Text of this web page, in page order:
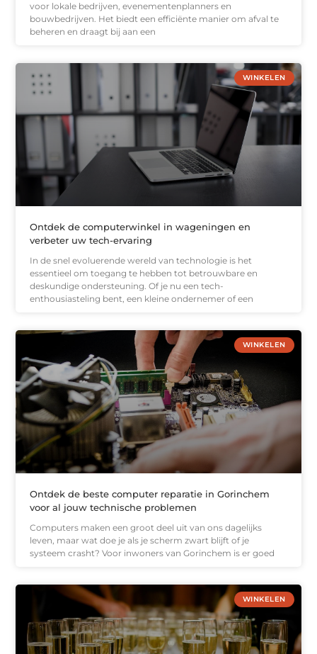
voor lokale bedrijven, evenementenplanners en
bouwbedrijven. Het biedt een efficiënte manier om afval te
beheren en draagt bij aan een
WINKELEN
Ontdek de computerwinkel in wageningen en
verbeter uw tech-ervaring
In de snel evoluerende wereld van technologie is het
essentieel om toegang te hebben tot betrouwbare en
deskundige ondersteuning. Of je nu een tech-
enthousiasteling bent, een kleine ondernemer of een
WINKELEN
Ontdek de beste computer reparatie in Gorinchem
voor al jouw technische problemen
Computers maken een groot deel uit van ons dagelijks
leven, maar wat doe je als je scherm zwart blijft of je
systeem crasht? Voor inwoners van Gorinchem is er goed
WINKELEN